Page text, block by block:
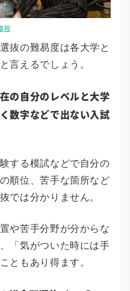
校
抜の難易度は各大学と
言えるでしょう。
の自分のレベルと大学
数字などで出ない入試
する模試などで自分の
順位、苦手な箇所など
では分かりません。
や苦手分野が分からな
「気がついた時には手
ともあり得ます。